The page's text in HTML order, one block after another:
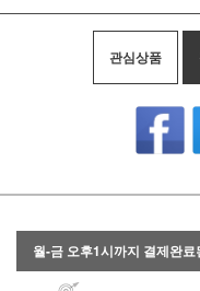
관심상품
월-금 오후1시까지 결제완